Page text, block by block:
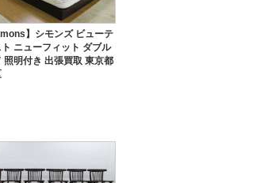
】シモンズ ビューテ
ト ニューフィット ダブル
照明付き 出張買取 東京都